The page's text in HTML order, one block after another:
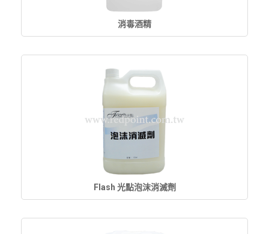
消毒酒精
Flash 光點泡沫消滅劑